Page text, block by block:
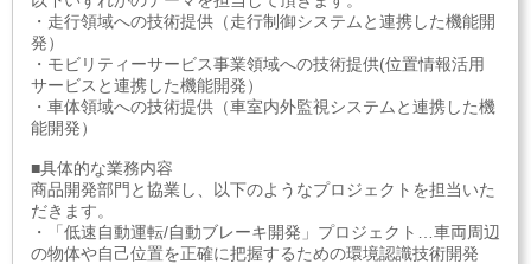
・走行領域への技術提供（走行制御システムと連携した機能開
発）
・モビリティーサービス事業領域への技術提供(位置情報活用
サービスと連携した機能開発）
・車体領域への技術提供（車室内外監視システムと連携した機
能開発）
■具体的な業務内容
商品開発部門と協業し、以下のようなプロジェクトを担当いた
だきます。
・「低速自動運転/自動ブレーキ開発」プロジェクト…車両周辺
の物体や自己位置を正確に把握するための環境認識技術開発